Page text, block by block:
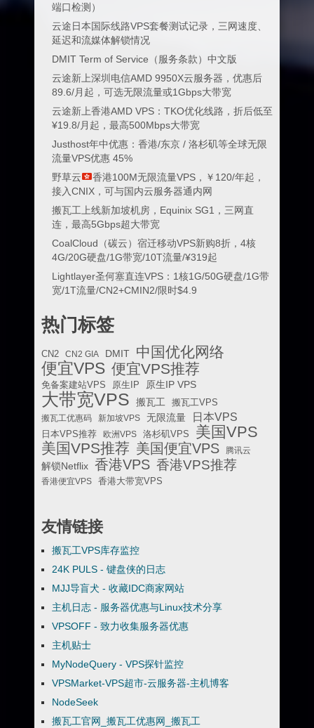
端口检测）
云途日本国际线路VPS套餐测试记录，三网速度、
延迟和流媒体解锁情况
DMIT Term of Service（服务条款）中文版
云途新上深圳电信AMD 9950X云服务器，优惠后
89.6/月起，可选无限流量或1Gbps大带宽
云途新上香港AMD VPS：TKO优化线路，折后低至
¥19.8/月起，最高500Mbps大带宽
Justhost年中优惠：香港/东京 / 洛杉矶等全球无限
流量VPS优惠 45%
野草云
香港100M无限流量VPS，￥120/年起，
接入CNIX，可与国内云服务器通内网
搬瓦工上线新加坡机房，Equinix SG1，三网直
连，最高5Gbps超大带宽
CoalCloud（碳云）宿迁移动VPS新购8折，4核
4G/20G硬盘/1G带宽/10T流量/¥319起
Lightlayer圣何塞直连VPS：1核1G/50G硬盘/1G带
宽/1T流量/CN2+CMIN2/限时$4.9
热门标签
CN2 CN2 GIA DMIT 中国优化网络
便宜VPS 便宜VPS推荐
免备案建站VPS 原生IP 原生IP VPS
大带宽VPS 搬瓦工
搬瓦工VPS
搬瓦工优惠码
新加坡VPS 无限流量 日本VPS
日本VPS推荐 欧洲VPS 洛杉矶VPS 美国VPS
美国VPS推荐 美国便宜VPS 腾讯云
解锁Netflix 香港VPS 香港VPS推荐
香港便宜VPS 香港大带宽VPS
友情链接
搬瓦工VPS库存监控
24K PULS - 键盘侠的日志
MJJ导盲犬 - 收藏IDC商家网站
主机日志 - 服务器优惠与Linux技术分享
VPSOFF - 致力收集服务器优惠
主机贴士
MyNodeQuery - VPS探针监控
VPSMarket-VPS超市-云服务器-主机博客
NodeSeek
搬瓦工官网_搬瓦工优惠网_搬瓦工